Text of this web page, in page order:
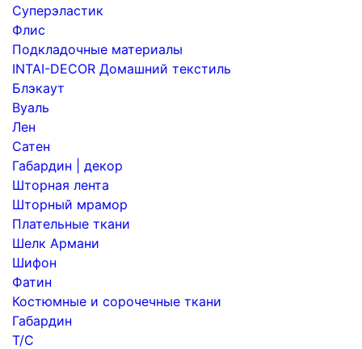
Суперэластик
Флис
Подкладочные материалы
INTAI-DECOR Домашний текстиль
Блэкаут
Вуаль
Лен
Сатен
Габардин | декор
Шторная лента
Шторный мрамор
Плательные ткани
Шелк Армани
Шифон
Фатин
Костюмные и сорочечные ткани
Габардин
Т/С